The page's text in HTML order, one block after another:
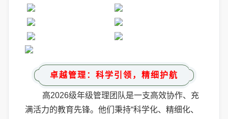
卓越管理：科学引领，精细护航
高2026级年级管理团队是一支高效协作、充
满活力的教育先锋。他们秉持“科学化、精细化、